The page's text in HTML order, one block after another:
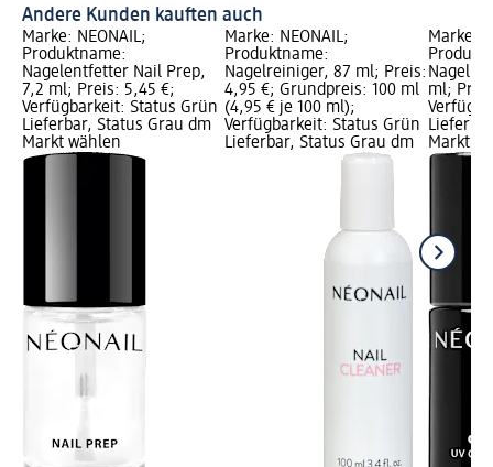
Andere Kunden kauften auch
Marke: NÉONAIL;
Produktname:
Nagelentfetter Nail Prep,
7,2 ml; Preis: 5,45 €;
Verfügbarkeit: Status Grün
Lieferbar, Status Grau dm
Markt wählen
Marke: NÉONAIL;
Produktname:
Nagelreiniger, 87 ml; Preis:
4,95 €; Grundpreis: 100 ml
(4,95 € je 100 ml);
Verfügbarkeit: Status Grün
Lieferbar, Status Grau dm
Marke:
ml;
Markt